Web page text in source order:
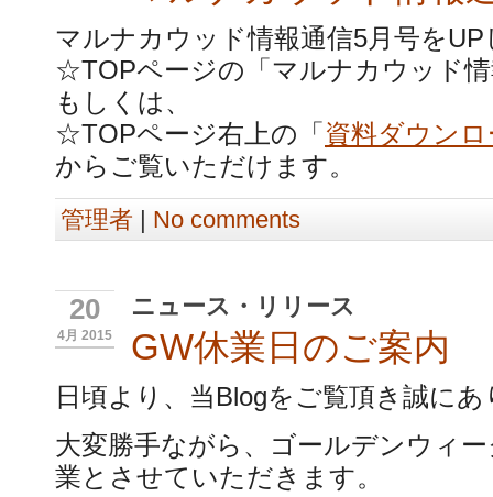
マルナカウッド情報通信5月号を
☆TOPページの「マルナカウッド
もしくは、
☆TOPページ右上の「 資料ダウン
からご覧いただけます。
管理者 | No comments
20
4月 2015
ニュース・リリース
GW休業日のご案内
日頃より、当Blogをご覧頂き誠に
大変勝手ながら、ゴールデンウィ
業とさせていただきます。